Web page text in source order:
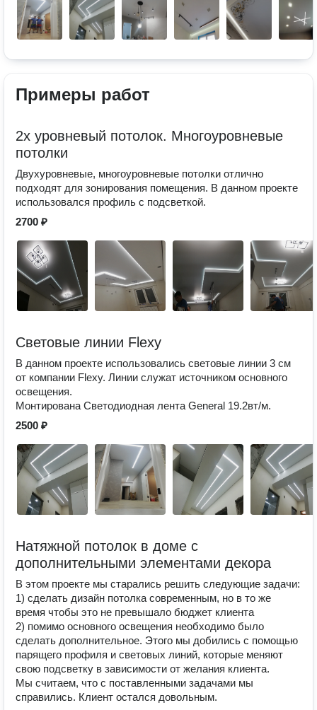
Примеры работ
2х уровневый потолок. Многоуровневые
потолки
Двухуровневые, многоуровневые потолки отлично
подходят для зонирования помещения. В данном проекте
использовался профиль с подсветкой.
2700 ₽
Световые линии Flexy
В данном проекте использовались световые линии 3 см
от компании Flexy. Линии служат источником основного
освещения.
Монтирована Светодиодная лента General 19.2вт/м.
2500 ₽
Натяжной потолок в доме с
дополнительными элементами декора
В этом проекте мы старались решить следующие задачи:
1) сделать дизайн потолка современным, но в то же
время чтобы это не превышало бюджет клиента
2) помимо основного освещения необходимо было
сделать дополнительное. Этого мы добились с помощью
парящего профиля и световых линий, которые меняют
свою подсветку в зависимости от желания клиента.
Мы считаем, что с поставленными задачами мы
справились. Клиент остался довольным.